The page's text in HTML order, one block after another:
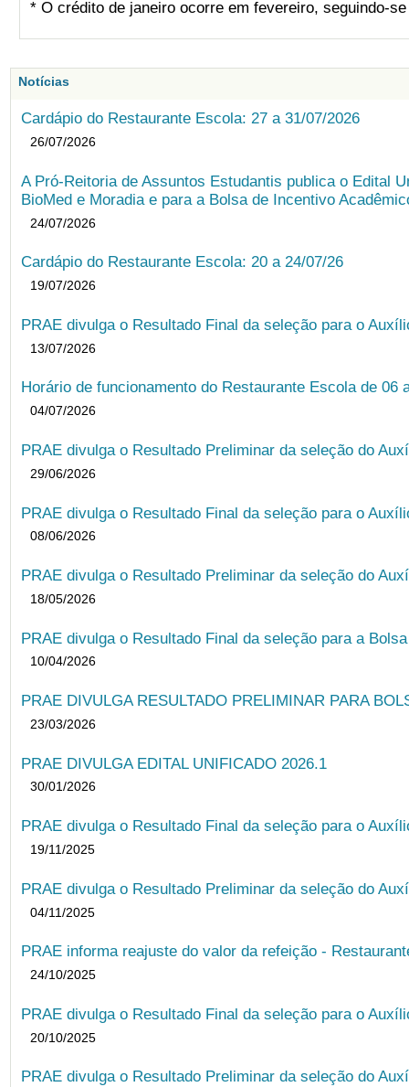
* O crédito de janeiro ocorre em fevereiro, seguindo-
Notícias
Cardápio do Restaurante Escola: 27 a 31/07/2026
26/07/2026
A Pró-Reitoria de Assuntos Estudantis publica o Edital
BioMed e Moradia e para a Bolsa de Incentivo
24/07/2026
Cardápio do Restaurante Escola: 20 a 24/07/26
19/07/2026
PRAE divulga o Resultado Final da seleção para o
13/07/2026
Horário de funcionamento do Restaurante Escola de 06
04/07/2026
PRAE divulga o Resultado Preliminar da seleção do
29/06/2026
PRAE divulga o Resultado Final da seleção para o
08/06/2026
PRAE divulga o Resultado Preliminar da seleção do
18/05/2026
PRAE divulga o Resultado Final da seleção para a
10/04/2026
PRAE DIVULGA RESULTADO PRELIMINAR PARA
23/03/2026
PRAE DIVULGA EDITAL UNIFICADO 2026.1
30/01/2026
PRAE divulga o Resultado Final da seleção para o
19/11/2025
PRAE divulga o Resultado Preliminar da seleção do
04/11/2025
PRAE informa reajuste do valor da refeição -
24/10/2025
PRAE divulga o Resultado Final da seleção para o
20/10/2025
PRAE divulga o Resultado Preliminar da seleção do